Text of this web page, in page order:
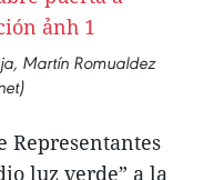
Martín Romualdez
Representantes
luz verde” a la